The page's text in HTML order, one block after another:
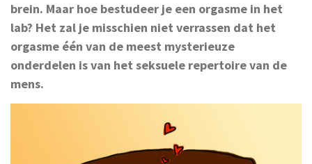
brein. Maar hoe bestudeer je een orgasme in het
lab? Het zal je misschien niet verrassen dat het
orgasme één van de meest mysterieuze
onderdelen is van het seksuele repertoire van de
mens.